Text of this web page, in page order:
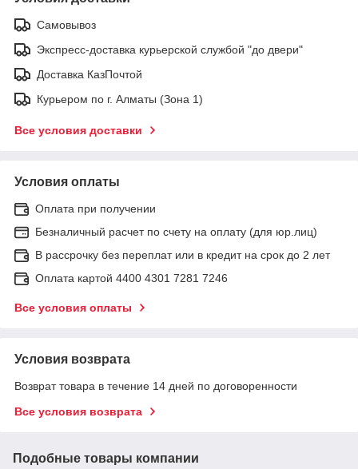
Самовывоз
Экспресс-доставка курьерской службой "до двери"
Доставка КазПочтой
Курьером по г. Алматы (Зона 1)
Все условия доставки
Условия оплаты
Оплата при получении
Безналичный расчет по счету на оплату (для юр.лиц)
В рассрочку без переплат или в кредит на срок до 2 лет
Оплата картой 4400 4301 7281 7246
Все условия оплаты
Условия возврата
Возврат товара в течение 14 дней по договоренности
Все условия возврата
Подобные товары компании